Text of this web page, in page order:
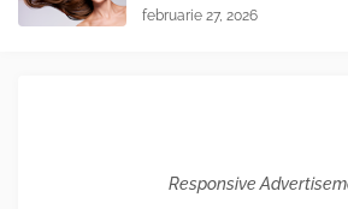
februarie 27, 2026
Responsive